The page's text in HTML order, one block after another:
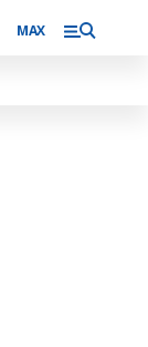
MAX